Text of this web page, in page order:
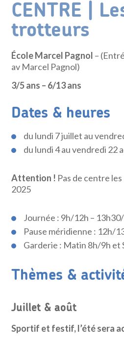
CENTRE |
trotteurs
École Marcel Pagnol –
av Marcel Pagnol)
3/5 ans – 6/13 ans
Dates & heures
du lundi 7 juillet au
du lundi 4 au vendredi 22
Attention ! Pas de centre
2025
Journée : 9h/12h –
Pause méridienne : 12h/
Garderie : Matin 8h/9h et
Thèmes &
Juillet & août
Sportif et festif, l’été sera